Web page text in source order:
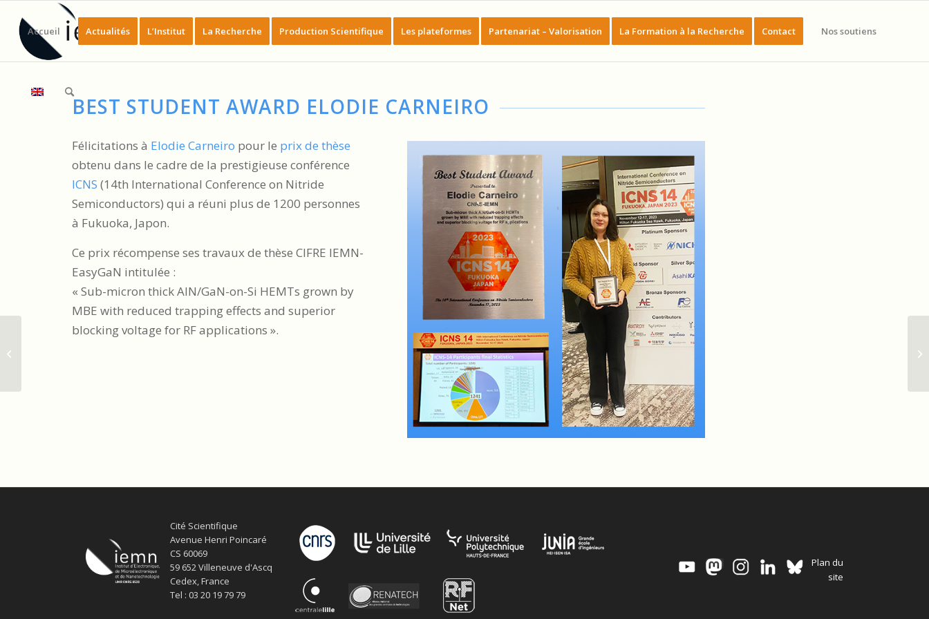
Accueil Actualités L’Institut La Recherche Production Scientifique Les plateformes Partenariat – Valorisation La Formation à la Recherche Contact Nos soutiens
BEST STUDENT AWARD ELODIE CARNEIRO
Félicitations à Elodie Carneiro pour le prix de thèse
obtenu dans le cadre de la prestigieuse conférence
ICNS (14th International Conference on Nitride
Semiconductors) qui a réuni plus de 1200 personnes
à Fukuoka, Japon.
Ce prix récompense ses travaux de thèse CIFRE IEMN-
EasyGaN intitulée :
« Sub-micron thick AlN/GaN-on-Si HEMTs grown by
MBE with reduced trapping effects and superior
blocking voltage for RF applications ».
Cité Scientifique
Avenue Henri Poincaré
CS 60069
59 652 Villeneuve d'Ascq
Cedex, France
Tel : 03 20 19 79 79
Plan du
site
The CNRS Collective Crystal medal
to